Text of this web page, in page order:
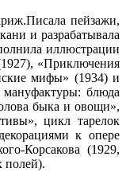
пейзажи,
и разрабатывала
иллюстрации
«Приключения
мифы» (1934) и
блюда
быка и овощи»,
цикл тарелок
к опере
Корсакова (1929,
полей).